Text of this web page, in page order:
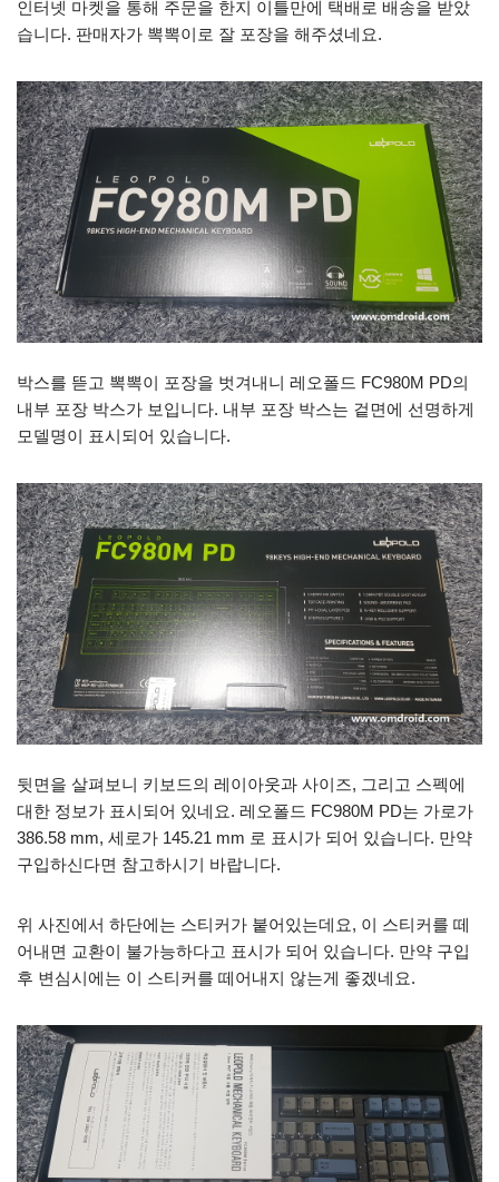
인터넷 마켓을 통해 주문을 한지 이틀만에 택배로 배송을 받았
습니다. 판매자가 뽁뽁이로 잘 포장을 해주셨네요.
박스를 뜯고 뽁뽁이 포장을 벗겨내니 레오폴드 FC980M PD의
내부 포장 박스가 보입니다. 내부 포장 박스는 겉면에 선명하게
모델명이 표시되어 있습니다.
뒷면을 살펴보니 키보드의 레이아웃과 사이즈, 그리고 스펙에
대한 정보가 표시되어 있네요. 레오폴드 FC980M PD는 가로가
386.58 mm, 세로가 145.21 mm 로 표시가 되어 있습니다. 만약
구입하신다면 참고하시기 바랍니다.
위 사진에서 하단에는 스티커가 붙어있는데요, 이 스티커를 떼
어내면 교환이 불가능하다고 표시가 되어 있습니다. 만약 구입
후 변심시에는 이 스티커를 떼어내지 않는게 좋겠네요.